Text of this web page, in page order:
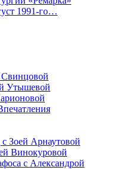
1991-го…
Утышевой
Зоей Арнаутовой
Винокуровой
с Александрой